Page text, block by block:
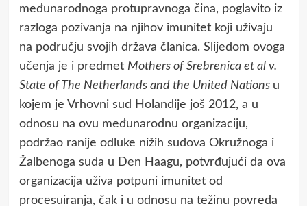
međunarodnoga protupravnoga čina, poglavito iz
razloga pozivanja na njihov imunitet koji uživaju
na području svojih država članica. Slijedom ovoga
učenja je i predmet Mothers of Srebrenica et al v.
State of The Netherlands and the United Nations u
kojem je Vrhovni sud Holandije još 2012, a u
odnosu na ovu međunarodnu organizaciju,
podržao ranije odluke nižih sudova Okružnoga i
Žalbenoga suda u Den Haagu, potvrđujući da ova
organizacija uživa potpuni imunitet od
procesuiranja, čak i u odnosu na težinu povreda